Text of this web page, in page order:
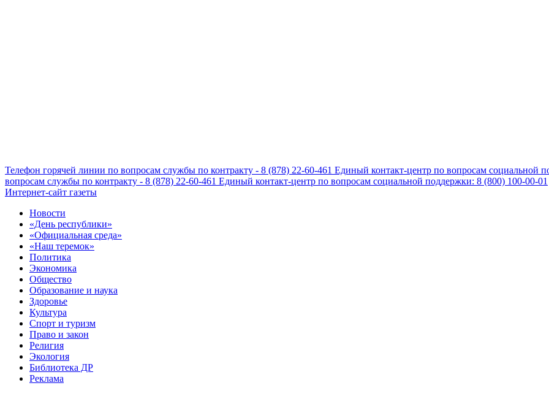
Телефон горячей линии по вопросам службы по контракту - 8 (878) 22-60-461 Единый контакт-центр по вопросам социальной
вопросам службы по контракту - 8 (878) 22-60-461 Единый контакт-центр по вопросам социальной поддержки: 8 (800) 100-00-01
Интернет-сайт газеты
Новости
«День республики»
«Официальная среда»
«Наш теремок»
Политика
Экономика
Общество
Образование и наука
Здоровье
Культура
Спорт и туризм
Право и закон
Религия
Экология
Библиотека ДР
Реклама